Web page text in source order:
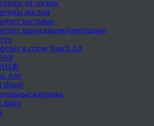
на досках
маслом
пастелью
карандашом (имитация)
в стиле Touch Art
Арт
Brush
картины
фото